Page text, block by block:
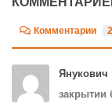
Комментарии 2
Янукович
закрытии